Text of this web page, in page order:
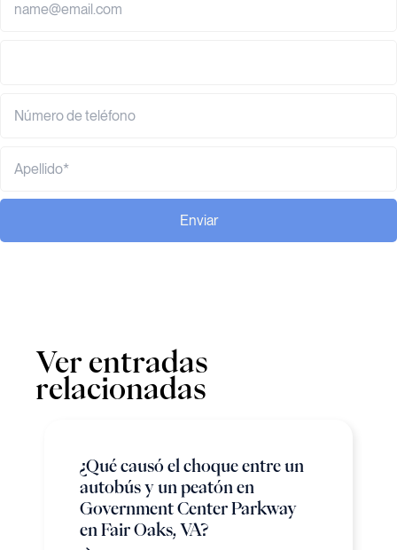
Enviar
Ver entradas
relacionadas
¿Qué causó el choque entre un
autobús y un peatón en
Government Center Parkway
en Fair Oaks, VA?